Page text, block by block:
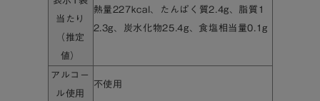
当たり
（推定
値）
熱量227kcal、たんぱく質2.4g、脂質1
2.3g、炭水化物25.4g、食塩相当量0.1g
アルコー
ル使用
不使用